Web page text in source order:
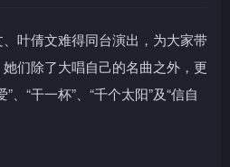
叶倩文难得同台演出，为大家带
们除了大唱自己的名曲之外，更
、“干一杯”、“千个太阳”及“信自